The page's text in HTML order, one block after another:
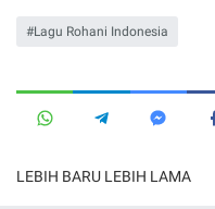
Lagu Rohani Indonesia
LEBIH BARU LEBIH LAMA